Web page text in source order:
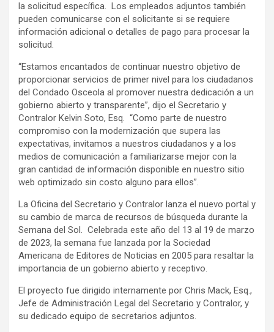
la solicitud específica. Los empleados adjuntos también
pueden comunicarse con el solicitante si se requiere
información adicional o detalles de pago para procesar la
solicitud.
“Estamos encantados de continuar nuestro objetivo de
proporcionar servicios de primer nivel para los ciudadanos
del Condado Osceola al promover nuestra dedicación a un
gobierno abierto y transparente”, dijo el Secretario y
Contralor Kelvin Soto, Esq. “Como parte de nuestro
compromiso con la modernización que supera las
expectativas, invitamos a nuestros ciudadanos y a los
medios de comunicación a familiarizarse mejor con la
gran cantidad de información disponible en nuestro sitio
web optimizado sin costo alguno para ellos”.
La Oficina del Secretario y Contralor lanza el nuevo portal y
su cambio de marca de recursos de búsqueda durante la
Semana del Sol. Celebrada este año del 13 al 19 de marzo
de 2023, la semana fue lanzada por la Sociedad
Americana de Editores de Noticias en 2005 para resaltar la
importancia de un gobierno abierto y receptivo.
El proyecto fue dirigido internamente por Chris Mack, Esq.,
Jefe de Administración Legal del Secretario y Contralor, y
su dedicado equipo de secretarios adjuntos.